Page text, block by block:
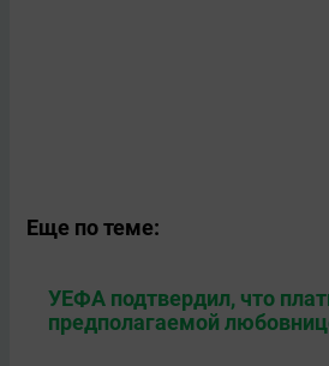
Еще по теме:
УЕФА подтвердил, что
предполагаемой